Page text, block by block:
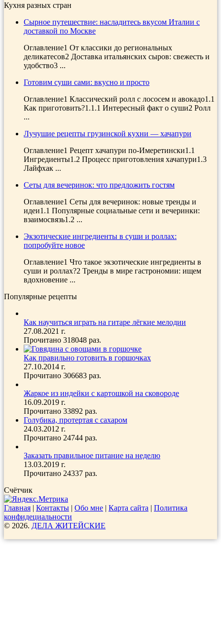
Кухня разных стран
Сырное путешествие: насладитесь вкусом Италии с
доставкой по Москве
Оглавление1 От классики до региональных
деликатесов2 Доставка итальянских сыров: свежесть и
удобство3 ...
Готовим суши сами: вкусно и просто
Оглавление1 Классический ролл с лососем и авокадо1.1
Как приготовить?1.1.1 Интересный факт о суши2 Ролл
...
Лучушие рецепты грузинской кухни — хачапури
Оглавление1 Рецепт хачапури по-Имеретински1.1
Ингредиенты1.2 Процесс приготовления хачапури1.3
Лайфхак ...
Сеты для вечеринок: что предложить гостям
Оглавление1 Сеты для вечеринок: новые тренды и
идеи1.1 Популярные социальные сети и вечеринки:
взаимосвязь1.2 ...
Экзотические ингредиенты в суши и роллах:
попробуйте новое
Оглавление1 Что такое экзотические ингредиенты в
суши и роллах?2 Тренды в мире гастрономии: ищем
вдохновение ...
Популярные рецепты
Как научиться играть на гитаре лёгкие мелодии
27.08.2021 г.
Прочитано 318048 раз.
Как правильно готовить в горшочках
27.10.2014 г.
Прочитано 306683 раз.
Жаркое из индейки с картошкой на сковороде
16.09.2019 г.
Прочитано 33892 раз.
Голубика, протертая с сахаром
24.03.2012 г.
Прочитано 24744 раз.
Заказать правильное питание на неделю
13.03.2019 г.
Прочитано 24337 раз.
Счётчик
Главная | Контакты | Обо мне | Карта сайта | Политика
конфидециальности
© 2026. ДЕЛА ЖИТЕЙСКИЕ